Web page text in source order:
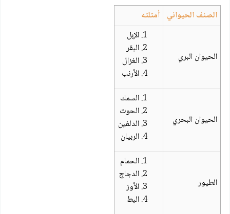
الصنف الحيواني أمثلته
الحيوان البري
الإبل
البقر
الغزال
الأرنب
الحيوان البحري
السمك
الحوت
الدلفين
الربيان
الطيور
الحمام
الدجاج
الأوز
البط